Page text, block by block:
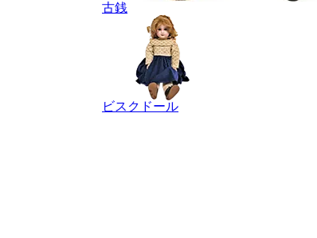
古銭
ビスクドール